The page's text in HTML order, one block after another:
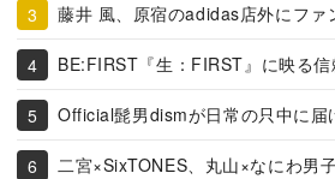
藤井 風、原宿のadidas店外にファ
BE:FIRST『生：FIRST』に映る
Official髭男dismが日常の只中に届
二宮×SixTONES、丸山×なにわ男